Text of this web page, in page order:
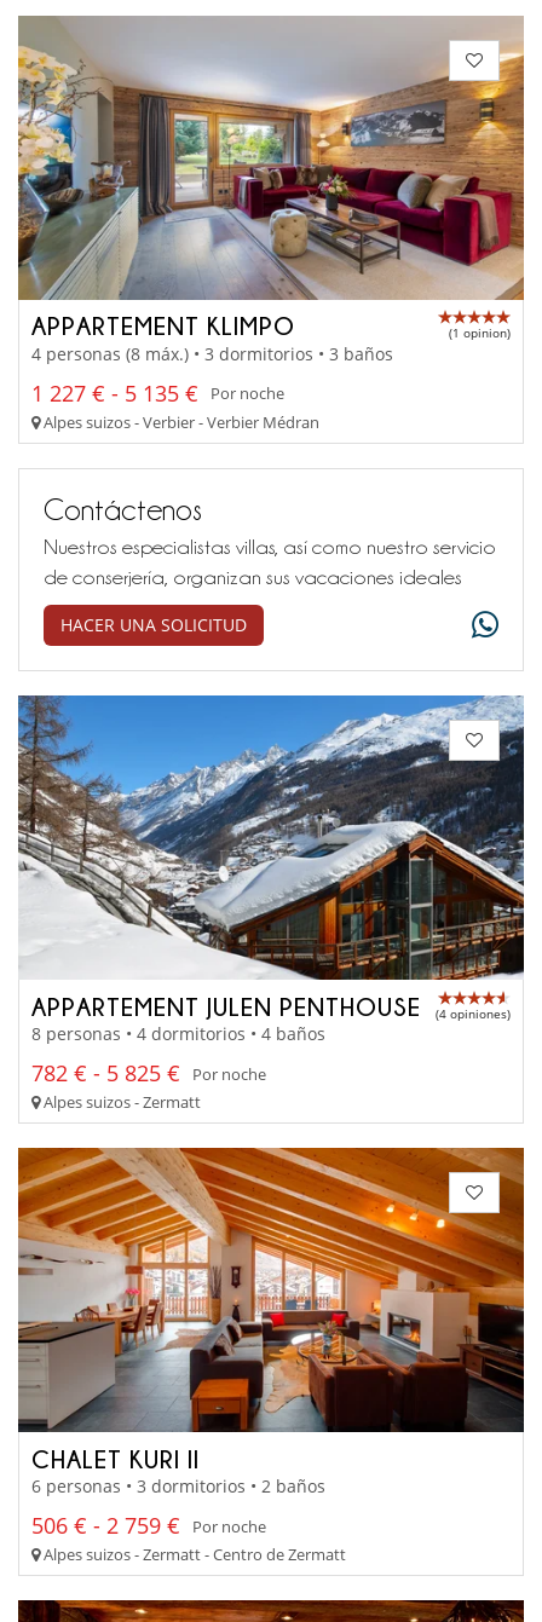
APPARTEMENT KLIMPO (1 opinion)
4 personas (8 máx.) • 3 dormitorios • 3 baños
1 227 € - 5 135 €
Por noche
Alpes suizos - Verbier - Verbier Médran
Contáctenos
Nuestros especialistas villas, así como nuestro servicio
de conserjería, organizan sus vacaciones ideales
HACER UNA SOLICITUD
APPARTEMENT JULEN PENTHOUSE (4 opiniones)
8 personas • 4 dormitorios • 4 baños
782 € - 5 825 €
Por noche
Alpes suizos - Zermatt
CHALET KURI II
6 personas • 3 dormitorios • 2 baños
506 € - 2 759 €
Por noche
Alpes suizos - Zermatt - Centro de Zermatt